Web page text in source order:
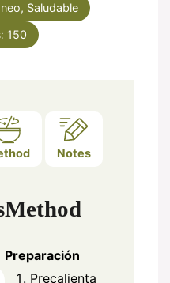
Saludable
150
Notes
Method
Preparación
Precalienta